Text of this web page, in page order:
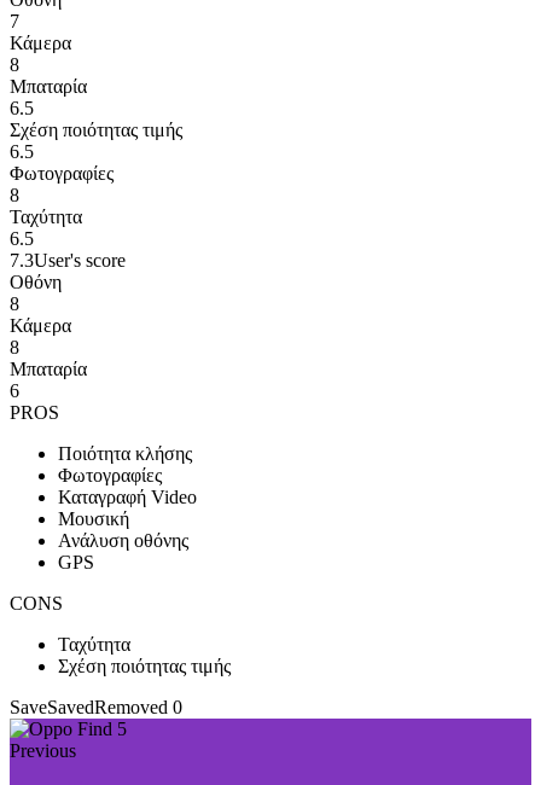
7
Κάμερα
8
Μπαταρία
6.5
Σχέση ποιότητας τιμής
6.5
Φωτογραφίες
8
Ταχύτητα
6.5
7.3User's score
Οθόνη
8
Κάμερα
8
Μπαταρία
6
PROS
Ποιότητα κλήσης
Φωτογραφίες
Καταγραφή Video
Μουσική
Ανάλυση οθόνης
GPS
CONS
Ταχύτητα
Σχέση ποιότητας τιμής
SaveSavedRemoved 0
Previous